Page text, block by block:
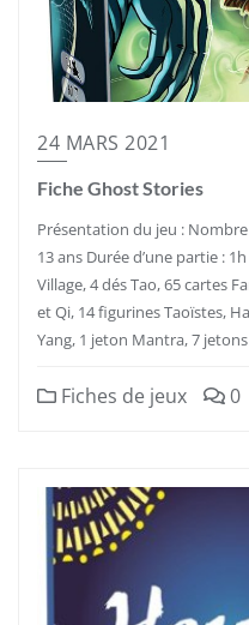
24 MARS 2021
Fiche Ghost Stories
Présentation du jeu :
13 ans Durée d’une partie :
Village, 4 dés Tao, 65 cartes
et Qi, 14 figurines Taoïstes,
Yang, 1 jeton Mantra, 7
Fiches de jeux 0